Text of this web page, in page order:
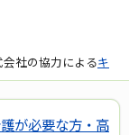
社の協力によるキ
が必要な方・高